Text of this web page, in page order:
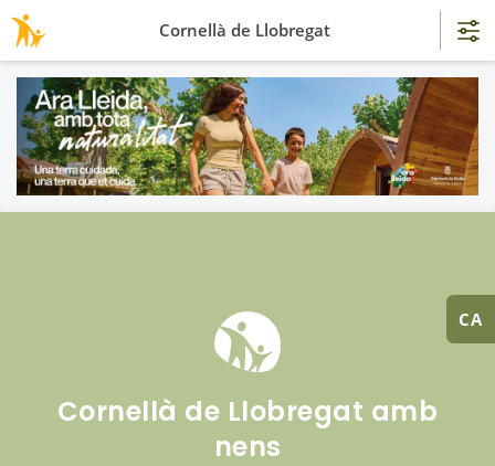
CA
Cornellà de Llobregat amb
nens
Cornellà de Llobregat